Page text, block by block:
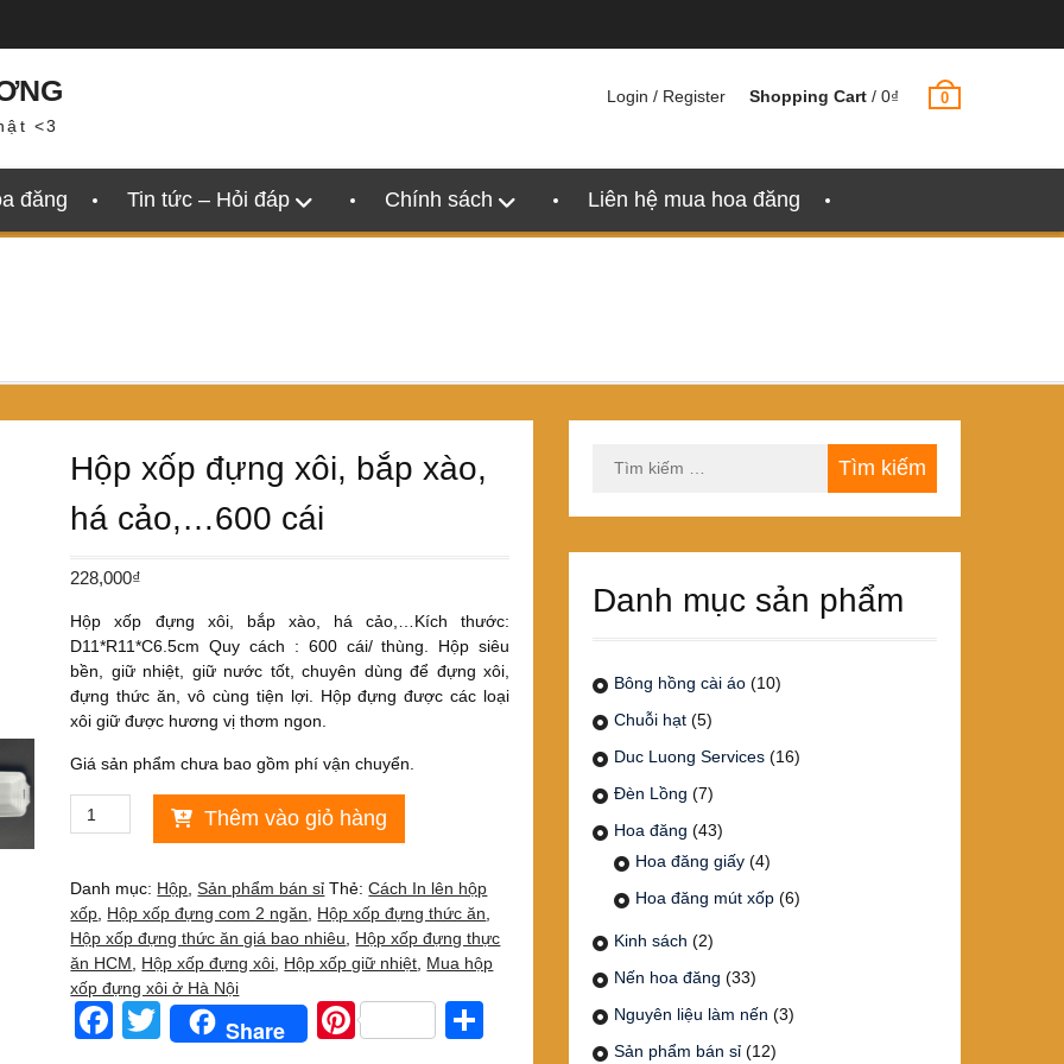
<3
Login / Register Shopping Cart / 0₫ 0
đăng Tin tức – Hỏi đáp Chính sách Liên hệ mua hoa đăng
Hộp xốp đựng xôi, bắp xào,
há cảo,…600 cái
228,000₫
Hộp xốp đựng xôi, bắp xào, há cảo,…Kích thước:
D11*R11*C6.5cm Quy cách : 600 cái/ thùng. Hộp siêu
bền, giữ nhiệt, giữ nước tốt, chuyên dùng để đựng xôi,
đựng thức ăn, vô cùng tiện lợi. Hộp đựng được các loại
xôi giữ được hương vị thơm ngon.
Giá sản phẩm chưa bao gồm phí vận chuyển.
Hộp
xốp
xôi,
bắp
xào,
há
cảo,...600
cái
số
Thêm vào giỏ hàng
Danh mục: Hộp ,Sản phẩm bán sỉ Thẻ:Cách In lên hộp
xốp Hộp xốp đựng com 2 ngăn Hộp xốp đựng thức ăn
Hộp xốp đựng thức ăn giá bao nhiêu
Hộp xốp đựng thực
ăn HCM
Hộp xốp đựng xôi Hộp xốp giữ nhiệt Mua hộp
xốp đựng xôi ở Hà Nội
F
T
Share
Pi
kiếm
Danh mục sản phẩm
Bông hồng cài áo (10)
Chuỗi hạt (5)
Duc Luong Services (16)
Đèn Lồng (7)
Hoa đăng (43)
Hoa đăng giấy (4)
Hoa đăng mút xốp (6)
Kinh sách (2)
Nến hoa đăng (33)
Nguyên liệu làm nến (3)
Sản phẩm bán sỉ (12)